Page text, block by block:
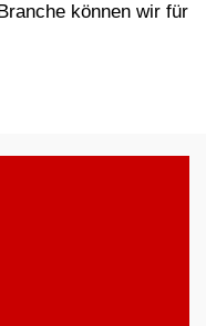
können wir für